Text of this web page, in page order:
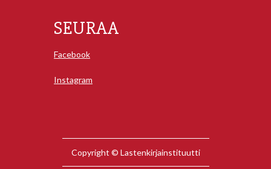
SEURAA
Facebook
Instagram
Copyright © Lastenkirjainstituutti